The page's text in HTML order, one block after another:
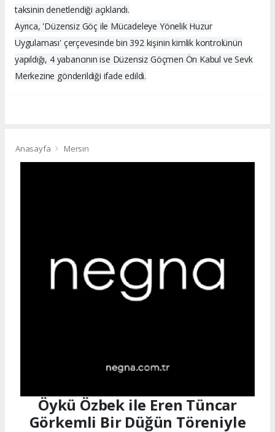
taksinin denetlendiği açıklandı.
Ayrıca, 'Düzensiz Göç ile Mücadeleye Yönelik Huzur
Uygulaması' çerçevesinde bin 392 kişinin kimlik kontrolünün
yapıldığı, 4 yabancının ise Düzensiz Göçmen Ön Kabul ve Sevk
Merkezine gönderildiği ifade edildi.
Anasayfa Mersin
Öykü Özbek ile Eren Tüncar
Görkemli Bir Düğün Töreniyle